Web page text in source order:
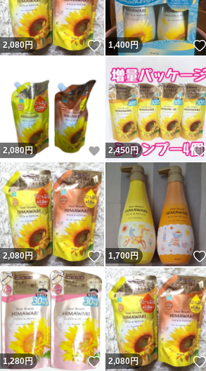
2,080円 いいね！
1,400円
2,080円 いいね！
2,450円
2,080円 いいね！
1,700円
1,280円 いいね！
2,080円